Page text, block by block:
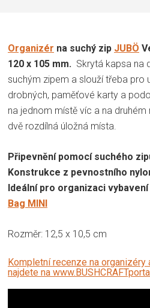
Organizér na suchý zip JUBÖ
120 x 105 mm. Skrytá kapsa na
suchým zipem a slouží třeba pro
drobných, paměťové karty a
na jednom místě víc a na
dvě rozdílná úložná místa.
Připevnění pomocí suchého
Konstrukce z pevnostního
Ideální pro organizaci
Bag MINI
Rozměr: 12,5 x 10,5 cm
Kompletní recenze na organizéry
najdete na